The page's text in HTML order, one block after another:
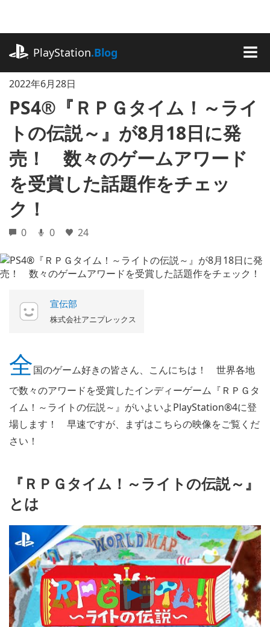
に
ッ
PlayStation.Blog
2022年6月28日
PS4®『ＲＰＧタイム！～ライ
トの伝説～』が8月18日に発
売！ 数々のゲームアワード
を受賞した話題作をチェッ
ク！
0 0 24
宣伝部
株式会社アニプレックス
全国のゲーム好きの皆さん、こんにちは！ 世界各地
で数々のアワードを受賞したインディーゲーム『ＲＰＧタ
イム！～ライトの伝説～』がいよいよPlayStation®4に登
場します！ 早速ですが、まずはこちらの映像をご覧くだ
さい！
『ＲＰＧタイム！～ライトの伝説～』
とは
Play
Video